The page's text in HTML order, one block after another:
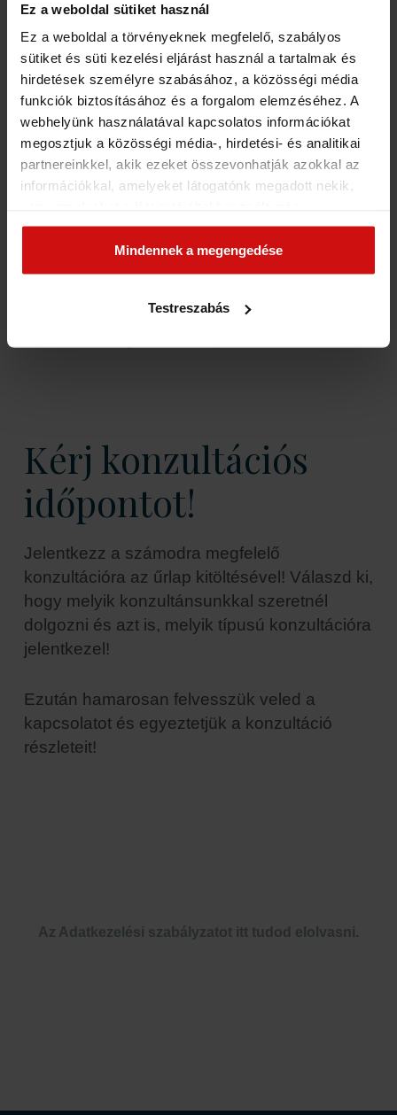
Ez a weboldal sütiket használ
Ez a weboldal a törvényeknek megfelelő, szabályos
sütiket és süti kezelési eljárást használ a tartalmak és
hirdetések személyre szabásához, a közösségi média
funkciók biztosításához és a forgalom elemzéséhez. A
webhelyünk használatával kapcsolatos információkat
megosztjuk a közösségi média-, hirdetési- és analitikai
partnereinkkel, akik ezeket összevonhatják azokkal az
információkkal, amelyeket látogatónk megadott nekik,
szolgáltatásokból gyűjtöttek. Elfogadásával segíti a
munkánkat és nagyobb felhasználói élményt
biztosíthatunk mi is látogatóinknak.
Mindennek a megengedése
Testreszabás
Célom, hogy támogassalak az
utadon, hogy megtaláld és megéld
azt a belső egyensúlyt és
harmóniát, amelyre szükséged van
ahhoz, hogy boldog és
kiegyensúlyozott párkapcsolatot
alakíts ki.
világban látni akarsz, ezáltal pedig képes leszel pozitív
Várlak szeretettel, hogy együtt dolgozzunk ezen az
Kérj konzultációs
időpontot!
Jelentkezz a számodra megfelelő
konzultációra az űrlap kitöltésével! Válaszd ki,
hogy melyik konzultánsunkkal szeretnél
dolgozni és azt is, melyik típusú konzultációra
jelentkezel!
Ezután hamarosan felvesszük veled a
kapcsolatot és egyeztetjük a konzultáció
részleteit!
Az Adatkezelési szabályzatot itt tudod elolvasni.